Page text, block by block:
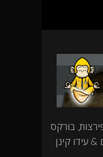
בורקס
עידו קינן